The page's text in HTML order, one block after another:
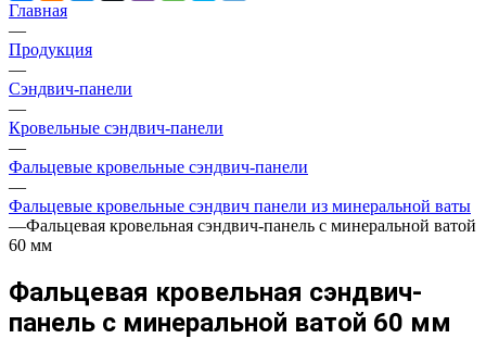
Главная
—
Продукция
—
Сэндвич-панели
—
Кровельные сэндвич-панели
—
Фальцевые кровельные сэндвич-панели
—
Фальцевые кровельные сэндвич панели из минеральной ваты
—Фальцевая кровельная сэндвич-панель с минеральной ватой
60 мм
Фальцевая кровельная сэндвич-
панель с минеральной ватой 60 мм